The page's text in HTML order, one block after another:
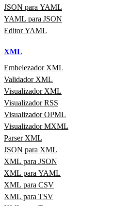
JSON para YAML
YAML para JSON
Editor YAML
XML
Embelezador XML
Validador XML
Visualizador XML
Visualizador RSS
Visualizador OPML
Visualizador MXML
Parser XML
JSON para XML
XML para JSON
XML para YAML
XML para CSV
XML para TSV